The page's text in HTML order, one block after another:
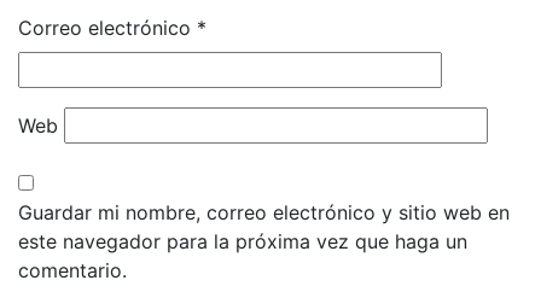
Correo electrónico *
Web
Guardar mi nombre, correo electrónico y sitio web en
este navegador para la próxima vez que haga un
comentario.